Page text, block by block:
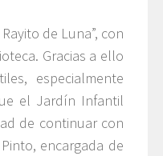
de Luna”, con
Gracias a ello
especialmente
el Jardín Infantil
de continuar con
encargada de